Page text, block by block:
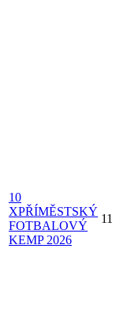
10
XPŘÍMĚSTSKÝ
FOTBALOVÝ
KEMP 2026
11